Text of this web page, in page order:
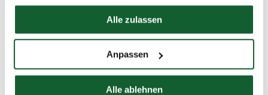
Hier finden Sie unserImpressum
Alle zulassen
Anpassen
Alle ablehnen
Steuerbescheid richtig prüfen – so geht’s!